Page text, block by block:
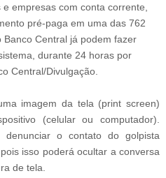
empresas com conta corrente,
pré-paga em uma das 762
Banco Central já podem fazer
durante 24 horas por
Central/Divulgação.
imagem da tela (print screen)
(celular ou computador).
denunciar o contato do golpista
isso poderá ocultar a conversa
de tela.